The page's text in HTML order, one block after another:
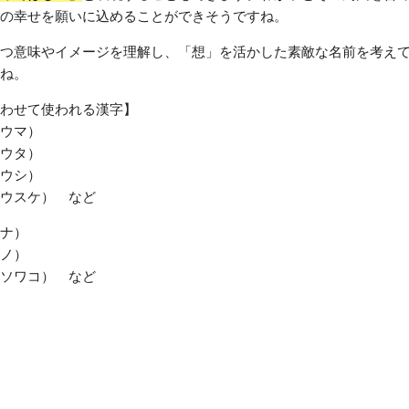
幸せを願いに込めることができそうですね。
意味やイメージを理解し、「想」を活かした素敵な名前を考え
。
せて使われる漢字】
マ）
タ）
シ）
スケ） など
）
）
ワコ） など